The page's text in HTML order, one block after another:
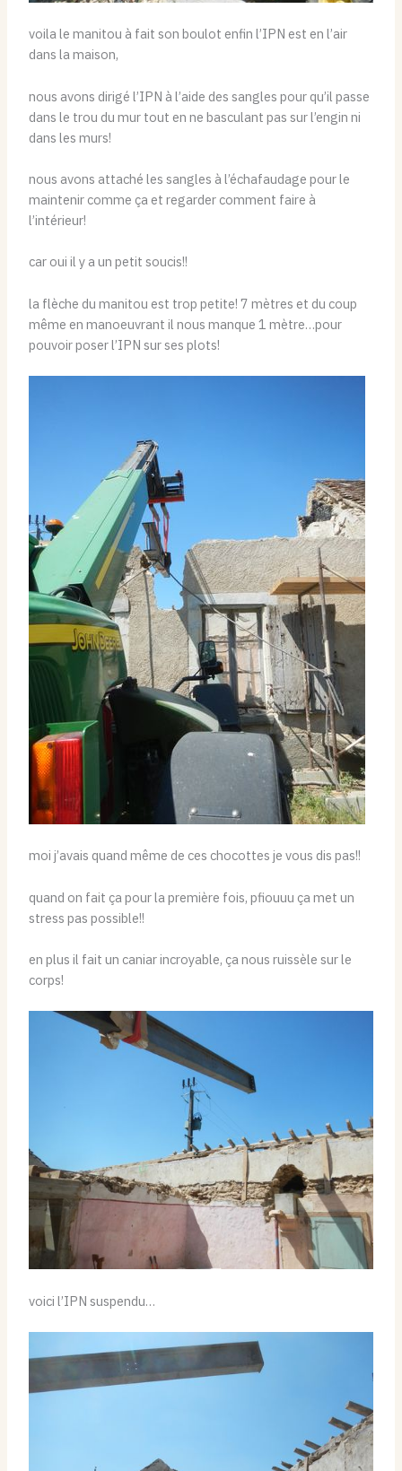
voila le manitou à fait son boulot enfin l’IPN est en l’air
dans la maison,
nous avons dirigé l’IPN à l’aide des sangles pour qu’il passe
dans le trou du mur tout en ne basculant pas sur l’engin ni
dans les murs!
nous avons attaché les sangles à l’échafaudage pour le
maintenir comme ça et regarder comment faire à
l’intérieur!
car oui il y a un petit soucis!!
la flèche du manitou est trop petite! 7 mètres et du coup
même en manoeuvrant il nous manque 1 mètre…pour
pouvoir poser l’IPN sur ses plots!
moi j’avais quand même de ces chocottes je vous dis pas!!
quand on fait ça pour la première fois, pfiouuu ça met un
stress pas possible!!
en plus il fait un caniar incroyable, ça nous ruissèle sur le
corps!
voici l’IPN suspendu…